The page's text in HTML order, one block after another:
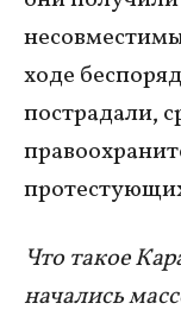
ходе
пострадали,
Что такое
начались